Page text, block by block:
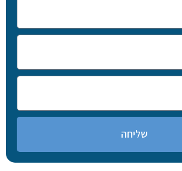
שליחה